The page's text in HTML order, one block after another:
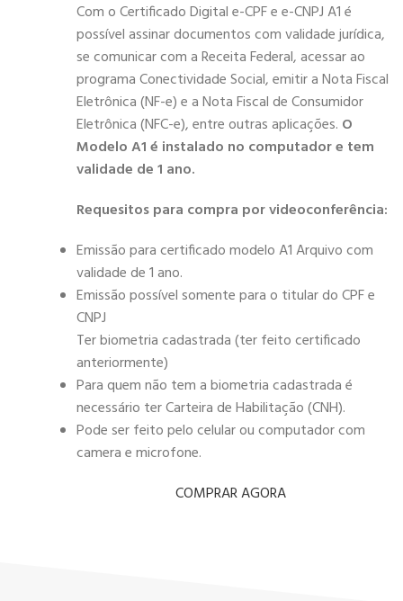
Com o Certificado Digital e-CPF e e-CNPJ A1 é
possível assinar documentos com validade jurídica,
se comunicar com a Receita Federal, acessar ao
programa Conectividade Social, emitir a Nota Fiscal
Eletrônica (NF-e) e a Nota Fiscal de Consumidor
Eletrônica (NFC-e), entre outras aplicações. O
Modelo A1 é instalado no computador e tem
validade de 1 ano.
Requesitos para compra por videoconferência:
Emissão para certificado modelo A1 Arquivo com
validade de 1 ano.
Emissão possível somente para o titular do CPF e
CNPJ
Ter biometria cadastrada (ter feito certificado
anteriormente)
Para quem não tem a biometria cadastrada é
necessário ter Carteira de Habilitação (CNH).
Pode ser feito pelo celular ou computador com
camera e microfone.
COMPRAR AGORA